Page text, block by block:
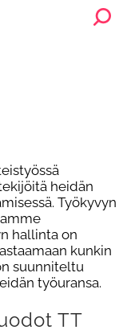
heidän
Työkyvyn
hallinta on
kunkin
suunniteltu
työuransa.
TT